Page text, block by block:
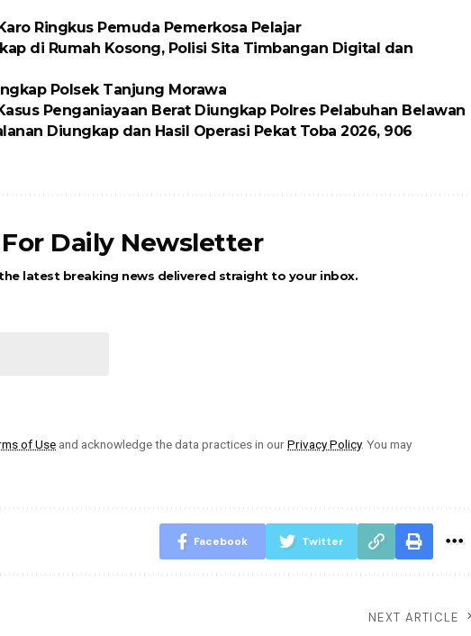
Ringkus Pemuda Pemerkosa Pelajar
di Rumah Kosong, Polisi Sita Timbangan Digital dan
Polsek Tanjung Morawa
Penganiayaan Berat Diungkap Polres Pelabuhan Belawan
Diungkap dan Hasil Operasi Pekat Toba 2026, 906
Daily Newsletter
latest breaking news delivered straight to your inbox.
of Use and acknowledge the data practices in ourPrivacy Policy. You may
Facebook Twitter
NEXT ARTICLE